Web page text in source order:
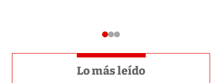
Lo más leído